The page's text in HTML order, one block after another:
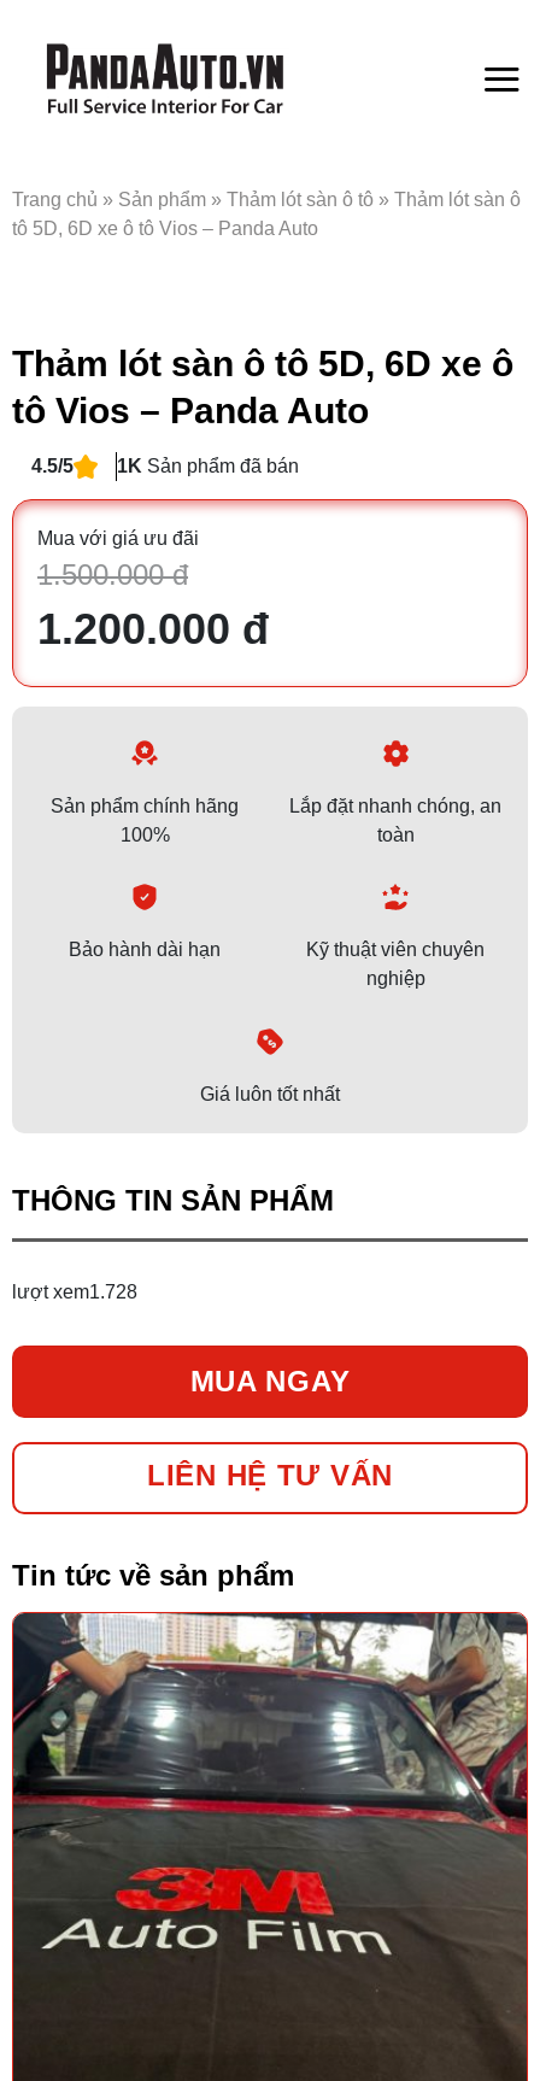
Trang chủ » Sản phẩm » Thảm lót sàn ô tô » Thảm lót sàn ô
tô 5D, 6D xe ô tô Vios – Panda Auto
Thảm lót sàn ô tô 5D, 6D xe ô
tô Vios – Panda Auto
4.5/5 1K Sản phẩm đã bán
Mua với giá ưu đãi
1.500.000 đ
1.200.000 đ
Sản phẩm chính hãng
100%
Lắp đặt nhanh chóng, an
toàn
Bảo hành dài hạn
Kỹ thuật viên chuyên
nghiệp
Giá luôn tốt nhất
THÔNG TIN SẢN PHẨM
lượt xem1.728
MUA NGAY
LIÊN HỆ TƯ VẤN
Tin tức về sản phẩm